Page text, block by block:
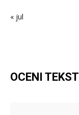
« jul
OCENI TEKST